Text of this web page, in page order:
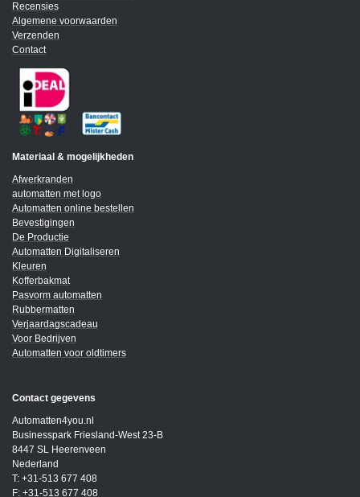
Recensies
Algemene voorwaarden
Verzenden
Contact
Materiaal & mogelijkheden
Afwerkranden
automatten met logo
Automatten online bestellen
Bevestigingen
De Productie
Automatten Digitaliseren
Kleuren
Kofferbakmat
Pasvorm automatten
Rubbermatten
Verjaardagscadeau
Voor Bedrijven
Automatten voor oldtimers
Contact gegevens
Automatten4you.nl
Businesspark Friesland-West 23-B
8447 SL Heerenveen
Nederland
T: +31-513 677 408
F: +31-513 677 408